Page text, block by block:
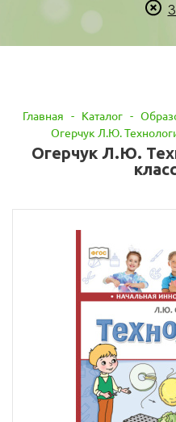
Главная - Каталог -
Огерчук Л.Ю.
Огерчук Л.Ю.